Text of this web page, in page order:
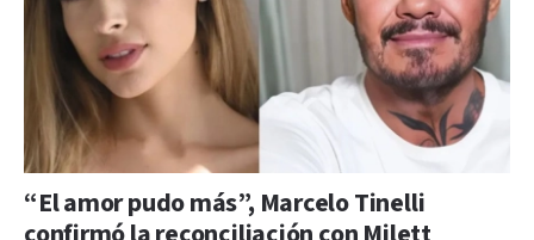
“El amor pudo más”, Marcelo Tinelli